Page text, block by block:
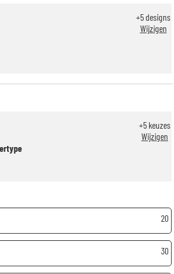
+5designs
Wijzigen
+5 keuzes
Wijzigen
20
30